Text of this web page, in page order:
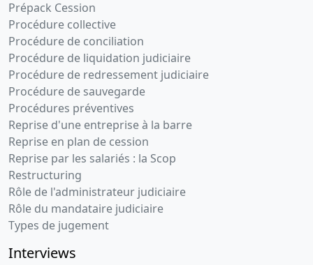
Prépack Cession
Procédure collective
Procédure de conciliation
Procédure de liquidation judiciaire
Procédure de redressement judiciaire
Procédure de sauvegarde
Procédures préventives
Reprise d'une entreprise à la barre
Reprise en plan de cession
Reprise par les salariés : la Scop
Restructuring
Rôle de l'administrateur judiciaire
Rôle du mandataire judiciaire
Types de jugement
Interviews